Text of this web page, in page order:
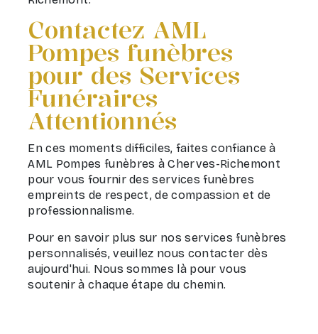
Contactez AML
Pompes funèbres
pour des Services
Funéraires
Attentionnés
En ces moments difficiles, faites confiance à
AML Pompes funèbres à Cherves-Richemont
pour vous fournir des services funèbres
empreints de respect, de compassion et de
professionnalisme.
Pour en savoir plus sur nos services funèbres
personnalisés, veuillez nous contacter dès
aujourd'hui. Nous sommes là pour vous
soutenir à chaque étape du chemin.